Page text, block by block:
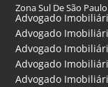
Zona Sul De São Paulo
Advogado
Advogado
Advogado
Advogado
Advogado